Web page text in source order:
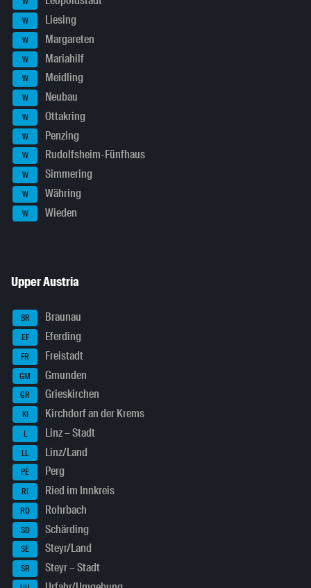
W Liesing
W Margareten
W Mariahilf
W Meidling
W Neubau
W Ottakring
W Penzing
W Rudolfsheim-Fünfhaus
W Simmering
W Währing
W Wieden
Upper Austria
BR Braunau
EF Eferding
FR Freistadt
GM Gmunden
GR Grieskirchen
KI Kirchdorf an der Krems
L Linz – Stadt
LL Linz/Land
PE Perg
RI Ried im Innkreis
RO Rohrbach
SD Schärding
SE Steyr/Land
SR Steyr – Stadt